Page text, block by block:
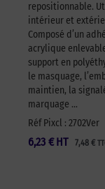
repositionnable.
intérieur et
Composé d’un
acrylique
support en
le masquage,
maintien, la
marquage …
Réf Pixcl : 2702Ver
6,23 € 7,48 €
HT